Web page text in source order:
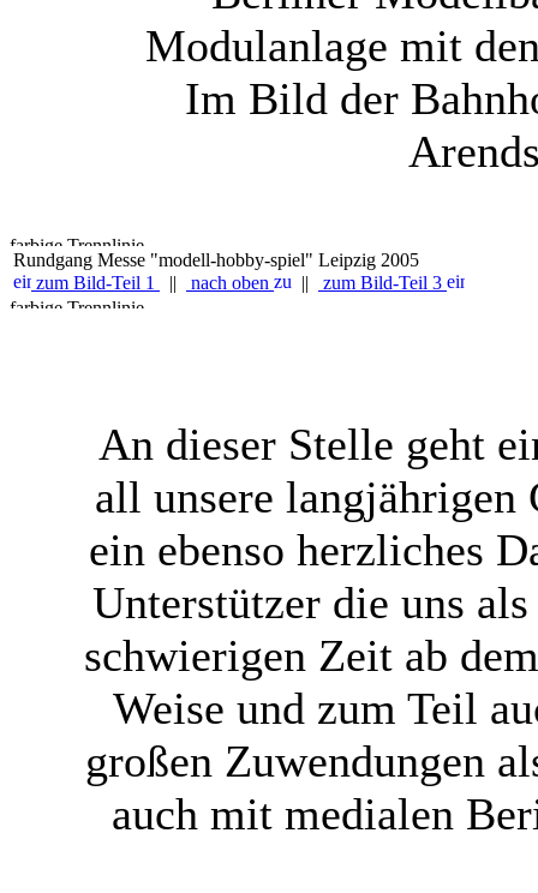
Modulanlage mit
Im Bild der
Rundgang Messe "modell-hobby-spiel" Leipzig 2005
zum Bild-Teil 1
|| nach oben || zum Bild-Teil 3
An dieser Stelle geht
all unsere langjährigen
ein ebenso herzliches
Unterstützer die uns
schwierigen Zeit ab
Weise und zum Teil
großen Zuwendungen
auch mit medialen